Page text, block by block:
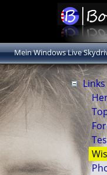
Links
Mein Windows Live